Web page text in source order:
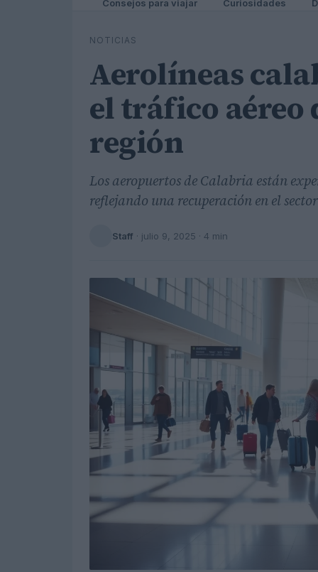
Consejos para viajar Curiosidades
NOTICIAS
Aerolíneas
el tráfico
región
Los aeropuertos de Calabria están
reflejando una recuperación en el
Staff · julio 9, 2025 · 4 min